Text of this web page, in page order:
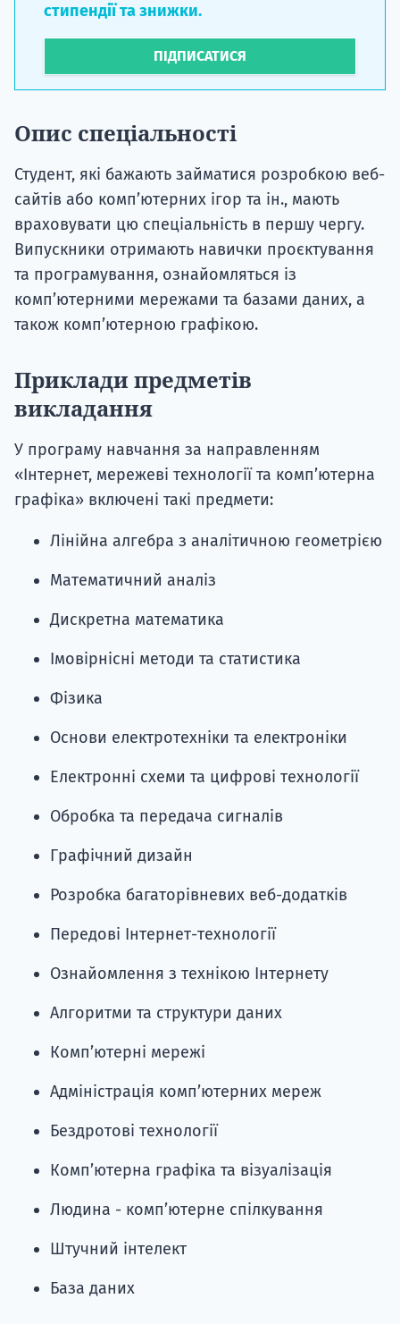
стипендії та знижки.
ПІДПИСАТИСЯ
Опис спеціальності
Студент, які бажають займатися розробкою веб-
сайтів або комп’ютерних ігор та ін., мають
враховувати цю спеціальність в першу чергу.
Випускники отримають навички проєктування
та програмування, ознайомляться із
комп’ютерними мережами та базами даних, а
також комп’ютерною графікою.
Приклади предметів
викладання
У програму навчання за направленням
«Інтернет, мережеві технології та комп’ютерна
графіка» включені такі предмети:
Лінійна алгебра з аналітичною геометрією
Математичний аналіз
Дискретна математика
Імовірнісні методи та статистика
Фізика
Основи електротехніки та електроніки
Електронні схеми та цифрові технології
Обробка та передача сигналів
Графічний дизайн
Розробка багаторівневих веб-додатків
Передові Інтернет-технології
Ознайомлення з технікою Інтернету
Алгоритми та структури даних
Комп’ютерні мережі
Адміністрація комп’ютерних мереж
Бездротові технології
Комп’ютерна графіка та візуалізація
Людина - комп’ютерне спілкування
Штучний інтелект
База даних